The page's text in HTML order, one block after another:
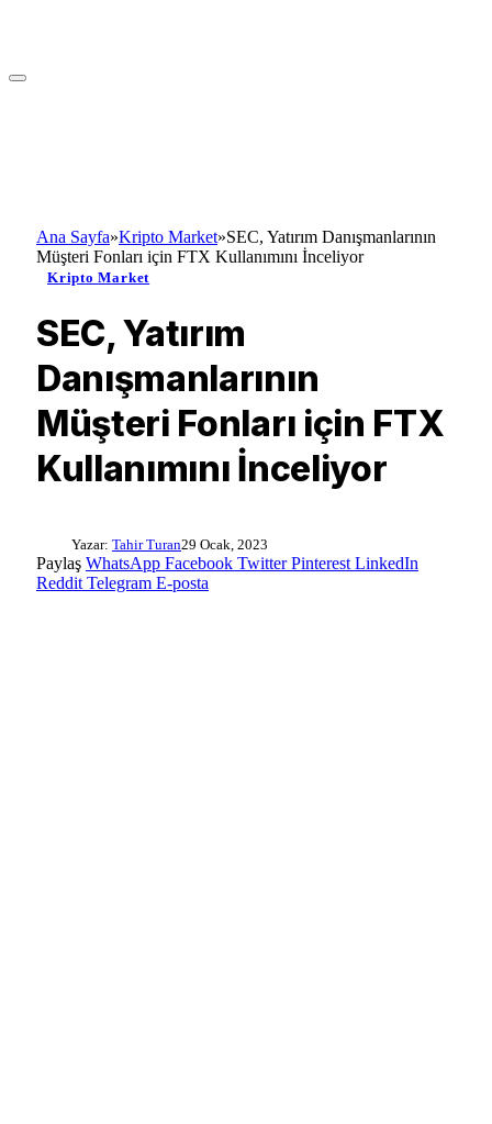
Ana Sayfa»Kripto Market»SEC, Yatırım Danışmanlarının
Müşteri Fonları için FTX Kullanımını İnceliyor
Kripto Market
SEC, Yatırım
Danışmanlarının
Müşteri Fonları için FTX
Kullanımını İnceliyor
Yazar: Tahir Turan29 Ocak, 2023
Paylaş WhatsApp Facebook Twitter Pinterest LinkedIn
Reddit Telegram E-posta